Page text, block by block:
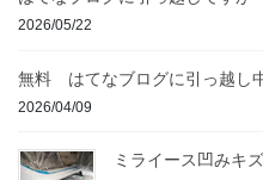
2026/05/22
無料 はてなブログに引っ越し
2026/04/09
ミライース凹みキ